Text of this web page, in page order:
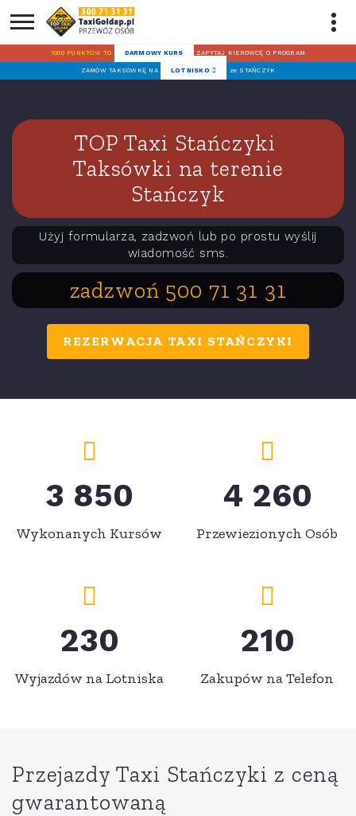
1000 PUNKTÓW TO DARMOWY KURS ZAPYTAJ KIEROWCĘ O PROGRAM
ZAMÓW TAKSÓWKĘ NA LOTNISKO ze STAŃCZYK
TOP Taxi Stańczyki
Taksówki na terenie
Stańczyk
Użyj formularza, zadzwoń lub po prostu wyślij
wiadomość sms.
zadzwoń 500 71 31 31
REZERWACJA TAXI STAŃCZYKI
3 850
Wykonanych Kursów
4 260
Przewiezionych Osób
230
Wyjazdów na Lotniska
210
Zakupów na Telefon
Przejazdy Taxi Stańczyki z ceną
gwarantowaną